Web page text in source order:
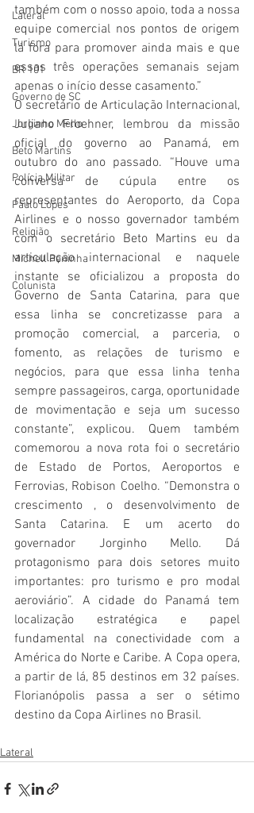
Lateral
Turismo
BR 101
Governo de SC
Jorginho Mello
Beto Martins
Polícia Militar
Paulo Lopes
Religião
Michell Peninha
Colunista
também com o nosso apoio, toda a nossa
equipe comercial nos pontos de origem
lá fora para promover ainda mais e que
essas três operações semanais sejam
apenas o início desse casamento.”
O secretário de Articulação Internacional,
Juliano Froehner, lembrou da missão
oficial do governo ao Panamá, em
outubro do ano passado. “Houve uma
conversa de cúpula entre os
representantes do Aeroporto, da Copa
Airlines e o nosso governador também
com o secretário Beto Martins eu da
articulação internacional e naquele
instante se oficializou a proposta do
Governo de Santa Catarina, para que
essa linha se concretizasse para a
promoção comercial, a parceria, o
fomento, as relações de turismo e
negócios, para que essa linha tenha
sempre passageiros, carga, oportunidade
de movimentação e seja um sucesso
constante”, explicou. Quem também
comemorou a nova rota foi o secretário
de Estado de Portos, Aeroportos e
Ferrovias, Robison Coelho. “Demonstra o
crescimento , o desenvolvimento de
Santa Catarina. E um acerto do
governador Jorginho Mello. Dá
protagonismo para dois setores muito
importantes: pro turismo e pro modal
aeroviário”. A cidade do Panamá tem
localização estratégica e papel
fundamental na conectividade com a
América do Norte e Caribe. A Copa opera,
a partir de lá, 85 destinos em 32 países.
Florianópolis passa a ser o sétimo
destino da Copa Airlines no Brasil.
Lateral